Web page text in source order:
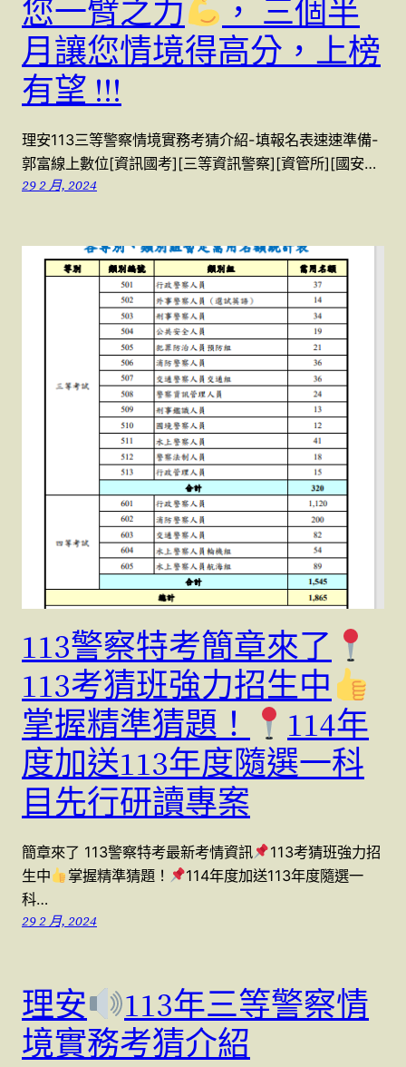
您一臂之力
， 三個半
月讓您情境得高分，上榜
有望 !!!
理安113三等警察情境實務考猜介紹-填報名表速速準備-
郭富線上數位[資訊國考][三等資訊警察][資管所][國安…
29 2 月, 2024
113警察特考簡章來了
113考猜班強力招生中
掌握精準猜題！
114年
度加送113年度隨選一科
目先行研讀專案
簡章來了 113警察特考最新考情資訊
113考猜班強力招
生中
掌握精準猜題！
114年度加送113年度隨選一
科…
29 2 月, 2024
理安
113年三等警察情
境實務考猜介紹